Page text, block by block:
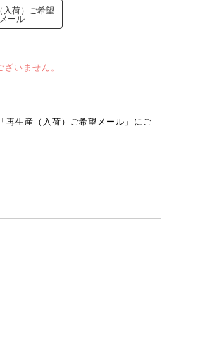
入荷）ご希望
メール
いません。
生産（入荷）ご希望メール」にご